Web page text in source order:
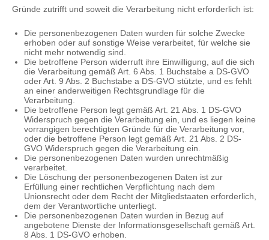
Gründe zutrifft und soweit die Verarbeitung nicht erforderlich ist:
Die personenbezogenen Daten wurden für solche Zwecke
erhoben oder auf sonstige Weise verarbeitet, für welche sie
nicht mehr notwendig sind.
Die betroffene Person widerruft ihre Einwilligung, auf die sich
die Verarbeitung gemäß Art. 6 Abs. 1 Buchstabe a DS-GVO
oder Art. 9 Abs. 2 Buchstabe a DS-GVO stützte, und es fehlt
an einer anderweitigen Rechtsgrundlage für die
Verarbeitung.
Die betroffene Person legt gemäß Art. 21 Abs. 1 DS-GVO
Widerspruch gegen die Verarbeitung ein, und es liegen keine
vorrangigen berechtigten Gründe für die Verarbeitung vor,
oder die betroffene Person legt gemäß Art. 21 Abs. 2 DS-
GVO Widerspruch gegen die Verarbeitung ein.
Die personenbezogenen Daten wurden unrechtmäßig
verarbeitet.
Die Löschung der personenbezogenen Daten ist zur
Erfüllung einer rechtlichen Verpflichtung nach dem
Unionsrecht oder dem Recht der Mitgliedstaaten erforderlich,
dem der Verantwortliche unterliegt.
Die personenbezogenen Daten wurden in Bezug auf
angebotene Dienste der Informationsgesellschaft gemäß Art.
8 Abs. 1 DS-GVO erhoben.